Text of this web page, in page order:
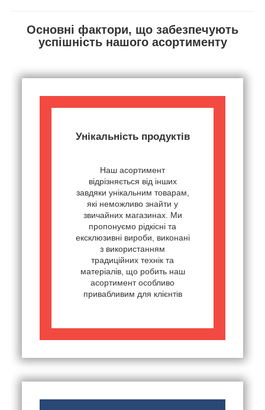
Основні фактори, що забезпечують
успішність нашого асортименту
Унікальність продуктів
Наш асортимент
відрізняється від інших
завдяки унікальним товарам,
які неможливо знайти у
звичайних магазинах. Ми
пропонуємо рідкісні та
ексклюзивні вироби, виконані
з використанням
традиційних технік та
матеріалів, що робить наш
асортимент особливо
привабливим для клієнтів